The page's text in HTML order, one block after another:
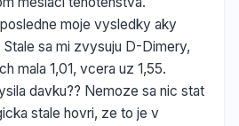
moje vysledky aky
sa mi zvysuju D-Dimery,
mala 1,01, vcera uz 1,55.
davku?? Nemoze sa nic stat
stale hovri, ze to je v